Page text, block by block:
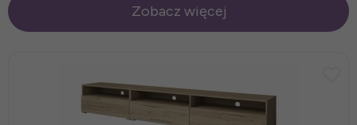
Zobacz więcej